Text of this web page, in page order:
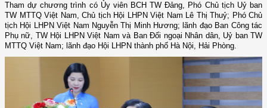
Tham dự chương trình có Ủy viên BCH TW Đảng, Phó Chủ tịch Uỷ ban
TW MTTQ Việt Nam, Chủ tịch Hội LHPN Việt Nam Lê Thị Thuỷ; Phó Chủ
tịch Hội LHPN Việt Nam Nguyễn Thị Minh Hương; lãnh đạo Ban Công tác
Phụ nữ, TW Hội LHPN Việt Nam và Ban Đối ngoại Nhân dân, Uỷ ban TW
MTTQ Việt Nam; lãnh đạo Hội LHPN thành phố Hà Nội, Hải Phòng.